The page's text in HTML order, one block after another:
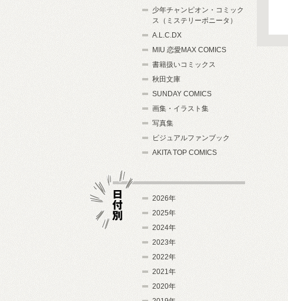
少年チャンピオン・コミック
ス（ミステリーボニータ）
A.L.C.DX
MIU 恋愛MAX COMICS
書籍扱いコミックス
秋田文庫
SUNDAY COMICS
画集・イラスト集
写真集
ビジュアルファンブック
AKITA TOP COMICS
2026年
2025年
2024年
2023年
2022年
2021年
2020年